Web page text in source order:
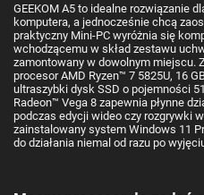
GEEKOM A5 to idealne rozwiązanie
komputera, a jednocześnie chcą
praktyczny Mini-PC wyróżnia się
wchodzącemu w skład zestawu
zamontowany w dowolnym miejscu.
procesor AMD Ryzen™ 7 5825U, 16
ultraszybki dysk SSD o pojemności
Radeon™ Vega 8 zapewnia płynne
podczas edycji wideo czy rozgrywki
zainstalowany system Windows 11
do działania niemal od razu po